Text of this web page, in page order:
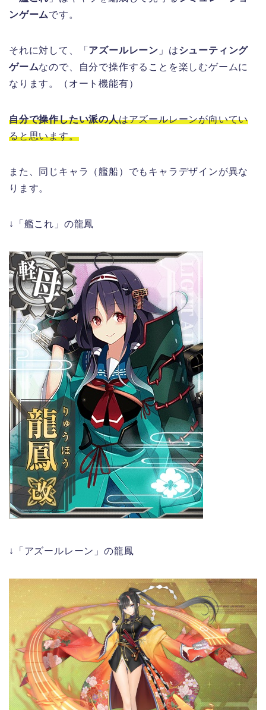
ンゲームです。
それに対して、「 アズールレーン 」はシューティング
ゲームなので、自分で操作することを楽しむゲームに
なります。（オート機能有）
自分で操作したい派の人はアズールレーンが向いてい
ると思います。
また、同じキャラ（艦船）でもキャラデザインが異な
ります。
↓「艦これ」の龍鳳
↓「アズールレーン」の龍鳳